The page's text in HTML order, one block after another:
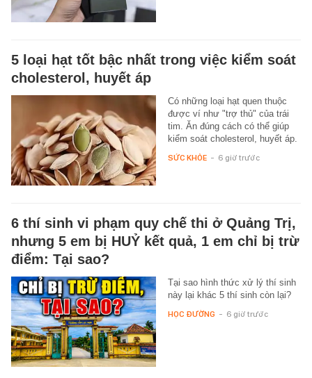
5 loại hạt tốt bậc nhất trong việc kiểm soát
cholesterol, huyết áp
Có những loại hạt quen thuộc
được ví như "trợ thủ" của trái
tim. Ăn đúng cách có thể giúp
kiểm soát cholesterol, huyết áp.
SỨC KHỎE - 6 giờ trước
6 thí sinh vi phạm quy chế thi ở Quảng Trị,
nhưng 5 em bị HUỶ kết quả, 1 em chỉ bị trừ
điểm: Tại sao?
Tại sao hình thức xử lý thí sinh
này lại khác 5 thí sinh còn lại?
HỌC ĐƯỜNG - 6 giờ trước